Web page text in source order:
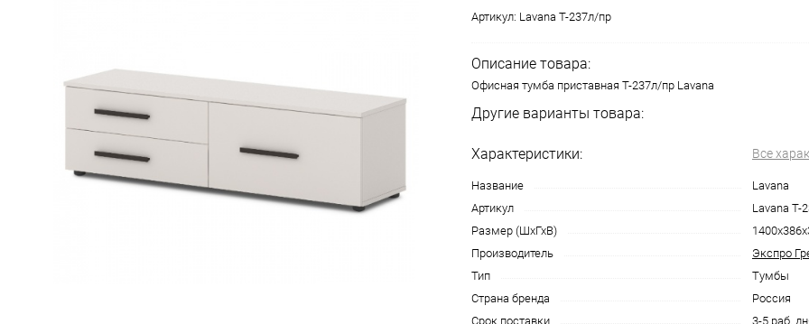
Артикул: Lavana T-237л/пр
Описание товара:
Офисная тумба приставная T-237л/пр Lavana
Другие варианты товара:
Характеристики: Все
Название
Lavana
Артикул
Lavana T-
Размер (ШхГхВ)
Производитель
Экспро
Тип
Тумбы
Страна бренда
Россия
Срок поставки
3-5 раб.